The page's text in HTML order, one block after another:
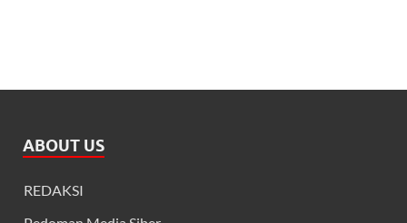
ABOUT US
REDAKSI